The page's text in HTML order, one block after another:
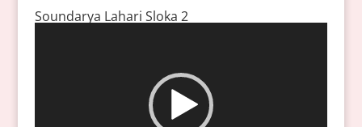
Soundarya Lahari Sloka 2